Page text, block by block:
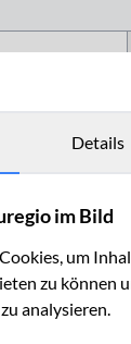
Details
im Bild
um
zu können
analysieren.